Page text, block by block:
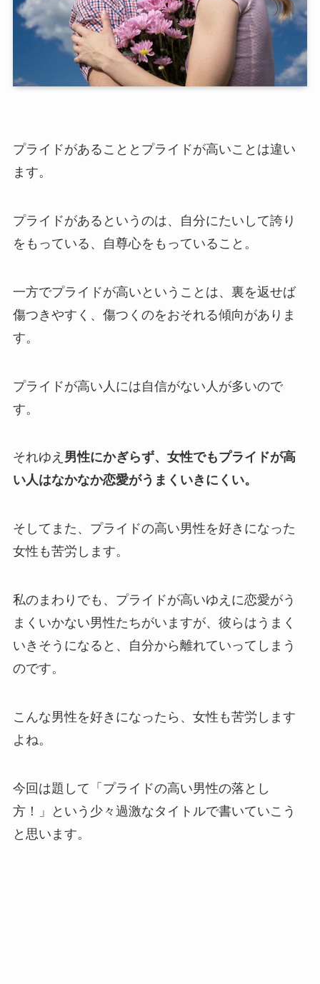
プライドがあることとプライドが高いことは違い
ます。
プライドがあるというのは、自分にたいして誇り
をもっている、自尊心をもっていること。
一方でプライドが高いということは、裏を返せば
傷つきやすく、傷つくのをおそれる傾向がありま
す。
プライドが高い人には自信がない人が多いので
す。
それゆえ 男性にかぎらず、女性でもプライドが高
い人はなかなか恋愛がうまくいきにくい。
そしてまた、プライドの高い男性を好きになった
女性も苦労します。
私のまわりでも、プライドが高いゆえに恋愛がう
まくいかない男性たちがいますが、彼らはうまく
いきそうになると、自分から離れていってしまう
のです。
こんな男性を好きになったら、女性も苦労します
よね。
今回は題して「プライドの高い男性の落とし
方！」という少々過激なタイトルで書いていこう
と思います。